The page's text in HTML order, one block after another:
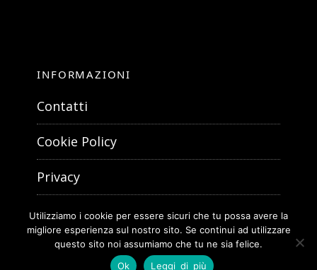
INFORMAZIONI
Contatti
Cookie Policy
Privacy
Utilizziamo i cookie per essere sicuri che tu possa avere la
migliore esperienza sul nostro sito. Se continui ad utilizzare
questo sito noi assumiamo che tu ne sia felice.
Ok
Leggi di più